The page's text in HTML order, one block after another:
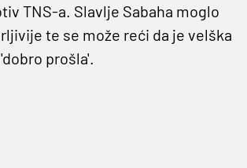
TNS-a. Slavlje Sabaha moglo
te se može reći da je velška
prošla'.